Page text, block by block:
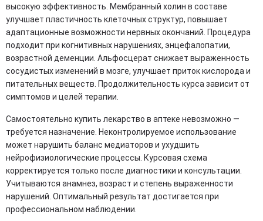
высокую эффективность. Мембранный холин в составе
улучшает пластичность клеточных структур, повышает
адаптационные возможности нервных окончаний. Процедура
подходит при когнитивных нарушениях, энцефалопатии,
возрастной деменции. Альфосцерат снижает выраженность
сосудистых изменений в мозге, улучшает приток кислорода и
питательных веществ. Продолжительность курса зависит от
симптомов и целей терапии.
Самостоятельно купить лекарство в аптеке невозможно —
требуется назначение. Неконтролируемое использование
может нарушить баланс медиаторов и ухудшить
нейрофизиологические процессы. Курсовая схема
корректируется только после диагностики и консультации.
Учитываются анамнез, возраст и степень выраженности
нарушений. Оптимальный результат достигается при
профессиональном наблюдении.